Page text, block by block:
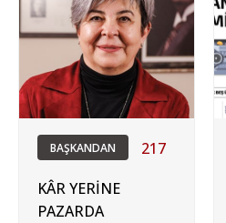
BAŞKANDAN 217
KÂR YERİNE
PAZARDA